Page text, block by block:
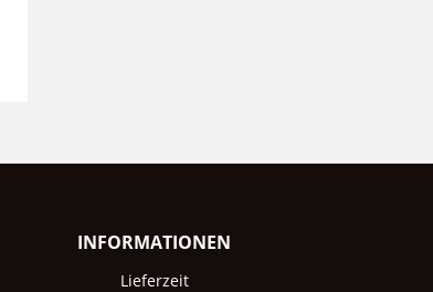
INFORMATIONEN
Lieferzeit